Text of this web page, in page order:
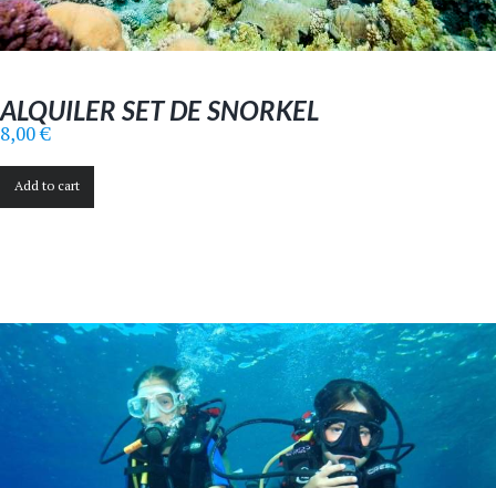
ALQUILER SET DE SNORKEL
8,00€
Add to cart